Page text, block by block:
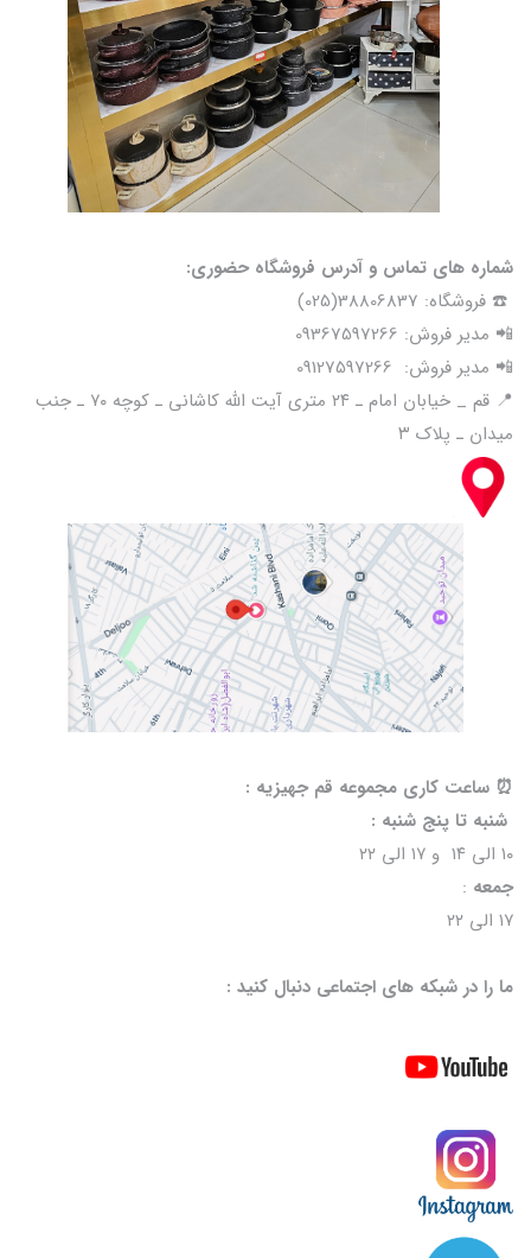
شماره های تماس و آدرس فروشگاه حضوری:
☎️ فروشگاه: 38806837(025)
📲 مدیر فروش: 09367597266
📲 مدیر فروش: 09127597266
📍 قم _ خیابان امام ـ ۲۴ متری آیت الله کاشانی ـ کوچه ۷۰ ـ جنب
میدان ـ پلاک ۳
⏰️ ساعت کاری مجموعه قم جهیزیه :
شنبه تا پنج شنبه :
۱۰ الی ۱۴ و ۱۷ الی ۲۲
جمعه :
۱۷ الی ۲۲
ما را در شبکه های اجتماعی دنبال کنید :